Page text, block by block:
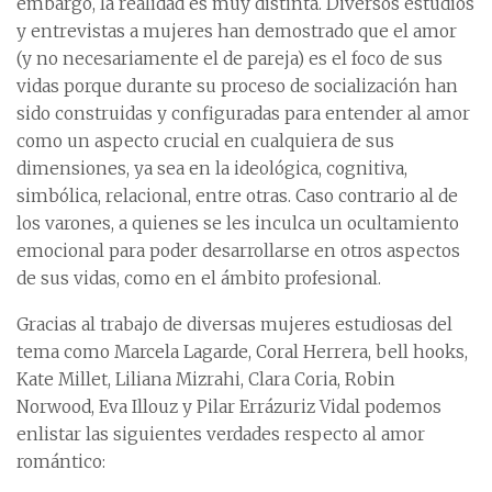
y entrevistas a mujeres han demostrado que el amor
(y no necesariamente el de pareja) es el foco de sus
vidas porque durante su proceso de socialización han
sido construidas y configuradas para entender al amor
como un aspecto crucial en cualquiera de sus
dimensiones, ya sea en la ideológica, cognitiva,
simbólica, relacional, entre otras. Caso contrario al de
los varones, a quienes se les inculca un ocultamiento
emocional para poder desarrollarse en otros aspectos
de sus vidas, como en el ámbito profesional.
Gracias al trabajo de diversas mujeres estudiosas del
tema como Marcela Lagarde, Coral Herrera, bell hooks,
Kate Millet, Liliana Mizrahi, Clara Coria, Robin
Norwood, Eva Illouz y Pilar Errázuriz Vidal podemos
enlistar las siguientes verdades respecto al amor
romántico: